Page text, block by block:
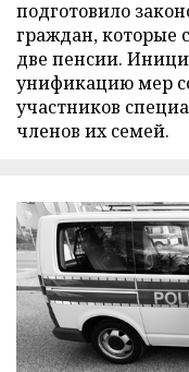
подготовило
граждан, которые
две пенсии.
унификацию мер
участников
членов их семей.